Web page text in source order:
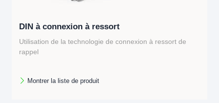
DIN à connexion à ressort
Utilisation de la technologie de connexion à ressort de
rappel
Montrer la liste de produit